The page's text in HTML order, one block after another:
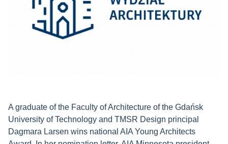
A graduate of the Faculty of Architecture of the Gdańsk
University of Technology and TMSR Design principal
Dagmara Larsen wins national AIA Young Architects